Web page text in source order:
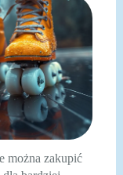
można zakupić